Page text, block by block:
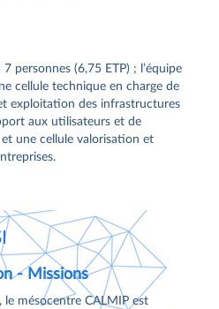
7 personnes (6,75 ETP) ; l’équipe
cellule technique en charge de
exploitation des infrastructures
aux utilisateurs et de
une cellule valorisation et
- Missions
le mésocentre CALMIP est